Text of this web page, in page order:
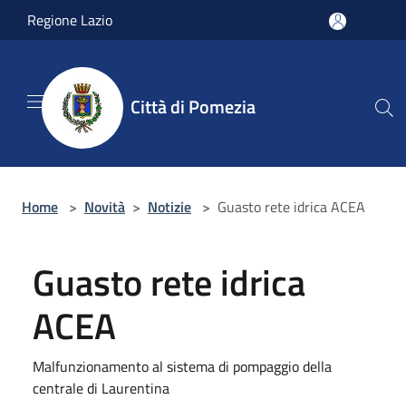
Salta al contenuto principale
Regione Lazio
Città di Pomezia
Home > Novità > Notizie > Guasto rete idrica ACEA
Guasto rete idrica
ACEA
Malfunzionamento al sistema di pompaggio della
centrale di Laurentina